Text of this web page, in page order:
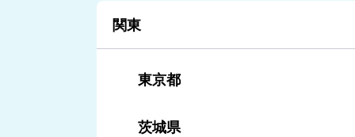
関東
東京都
茨城県